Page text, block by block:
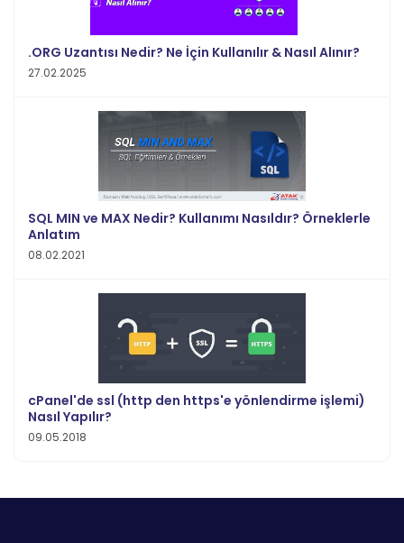
.ORG Uzantısı Nedir? Ne İçin Kullanılır & Nasıl Alınır?
27.02.2025
SQL MIN ve MAX Nedir? Kullanımı Nasıldır? Örneklerle
Anlatım
08.02.2021
cPanel'de ssl (http den https'e yönlendirme işlemi)
Nasıl Yapılır?
09.05.2018